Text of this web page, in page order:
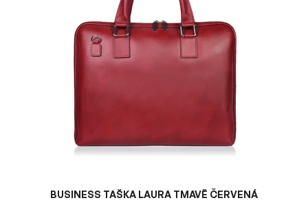
BUSINESS TAŠKA LAURA TMAVĚ ČERVENÁ